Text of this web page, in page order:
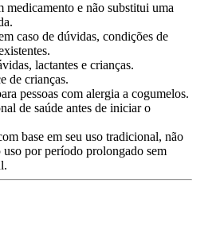
medicamento e não substitui uma
caso de dúvidas, condições de
lactantes e crianças.
de crianças.
pessoas com alergia a cogumelos.
de saúde antes de iniciar o
base em seu uso tradicional, não
uso por período prolongado sem